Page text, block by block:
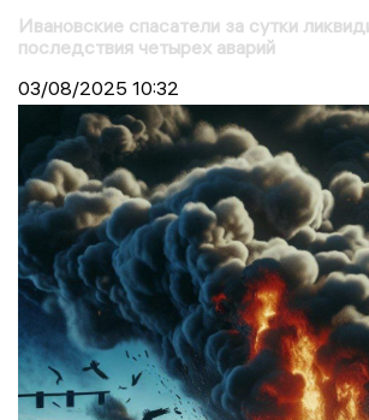
Ивановские спасатели за сутки
последствия четырех аварий
03/08/2025 10:32